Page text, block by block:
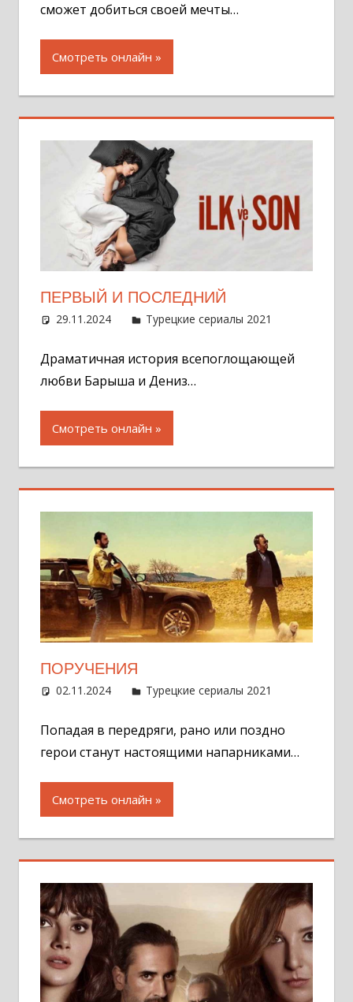
сможет добиться своей мечты…
Смотреть онлайн
ПЕРВЫЙ И ПОСЛЕДНИЙ
29.11.2024 Администратор
Турецкие сериалы 2021
Драматичная история всепоглощающей
любви Барыша и Дениз…
Смотреть онлайн
ПОРУЧЕНИЯ
02.11.2024 Администратор
Турецкие сериалы 2021
Попадая в передряги, рано или поздно
герои станут настоящими напарниками…
Смотреть онлайн